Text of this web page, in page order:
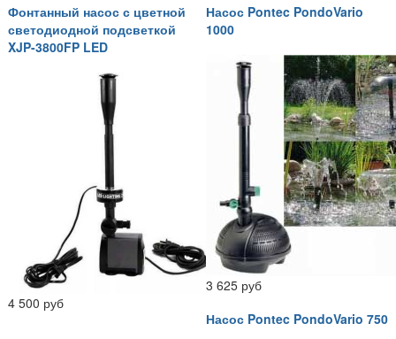
Фонтанный насос с цветной
светодиодной подсветкой
XJP-3800FP LED
4 500 руб
Насос Pontec PondoVario
1000
3 625 руб
Насос Pontec PondoVario 750